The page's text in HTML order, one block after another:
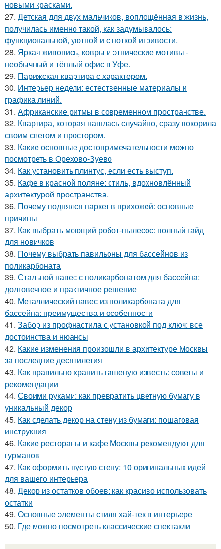
новыми красками.
27. Детская для двух мальчиков, воплощённая в жизнь,
получилась именно такой, как задумывалось:
функциональной, уютной и с ноткой игривости.
28. Яркая живопись, ковры и этнические мотивы -
необычный и тёплый офис в Уфе.
29. Парижская квартира с характером.
30. Интерьер недели: естественные материалы и
графика линий.
31. Африканские ритмы в современном пространстве.
32. Квартира, которая нашлась случайно, сразу покорила
своим светом и простором.
33. Какие основные достопримечательности можно
посмотреть в Орехово-Зуево
34. Как установить плинтус, если есть выступ.
35. Кафе в красной поляне: стиль, вдохновлённый
архитектурой пространства.
36. Почему поднялся паркет в прихожей: основные
причины
37. Как выбрать моющий робот-пылесос: полный гайд
для новичков
38. Почему выбрать павильоны для бассейнов из
поликарбоната
39. Стальной навес с поликарбонатом для бассейна:
долговечное и практичное решение
40. Металлический навес из поликарбоната для
бассейна: преимущества и особенности
41. Забор из профнастила с установкой под ключ: все
достоинства и нюансы
42. Какие изменения произошли в архитектуре Москвы
за последние десятилетия
43. Как правильно хранить гашеную известь: советы и
рекомендации
44. Своими руками: как превратить цветную бумагу в
уникальный декор
45. Как сделать декор на стену из бумаги: пошаговая
инструкция
46. Какие рестораны и кафе Москвы рекомендуют для
гурманов
47. Как оформить пустую стену: 10 оригинальных идей
для вашего интерьера
48. Декор из остатков обоев: как красиво использовать
остатки
49. Основные элементы стиля хай-тек в интерьере
50. Где можно посмотреть классические спектакли